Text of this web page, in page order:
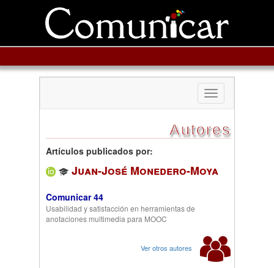
Toggle
navigation
Autores
Artículos publicados por:
Juan-José Monedero-Moya
Comunicar 44
Usabilidad y satisfacción en herramientas de
anotaciones multimedia para MOOC
Ver otros autores